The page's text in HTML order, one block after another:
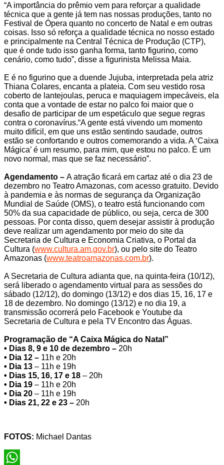
“A importância do prêmio vem para reforçar a qualidade
técnica que a gente já tem nas nossas produções, tanto no
Festival de Ópera quanto no concerto de Natal e em outras
coisas. Isso só reforça a qualidade técnica no nosso estado
e principalmente na Central Técnica de Produção (CTP),
que é onde tudo isso ganha forma, tanto figurino, como
cenário, como tudo”, disse a figurinista Melissa Maia.
E é no figurino que a duende Jujuba, interpretada pela atriz
Thiana Colares, encanta a plateia. Com seu vestido rosa
coberto de lantejoulas, peruca e maquiagem impecáveis, ela
conta que a vontade de estar no palco foi maior que o
desafio de participar de um espetáculo que segue regras
contra o coronavírus.“A gente está vivendo um momento
muito difícil, em que uns estão sentindo saudade, outros
estão se confortando e outros comemorando a vida. A ‘Caixa
Mágica’ é um resumo, para mim, que estou no palco. É um
novo normal, mas que se faz necessário”.
Agendamento – A atração ficará em cartaz até o dia 23 de
dezembro no Teatro Amazonas, com acesso gratuito. Devido
à pandemia e às normas de segurança da Organização
Mundial de Saúde (OMS), o teatro está funcionando com
50% da sua capacidade de público, ou seja, cerca de 300
pessoas. Por conta disso, quem desejar assistir à produção
deve realizar um agendamento por meio do site da
Secretaria de Cultura e Economia Criativa, o Portal da
Cultura (www.cultura.am.gov.br), ou pelo site do Teatro
Amazonas (www.teatroamazonas.com.br).
A Secretaria de Cultura adianta que, na quinta-feira (10/12),
será liberado o agendamento virtual para as sessões do
sábado (12/12), do domingo (13/12) e dos dias 15, 16, 17 e
18 de dezembro. No domingo (13/12) e no dia 19, a
transmissão ocorrerá pelo Facebook e Youtube da
Secretaria de Cultura e pela TV Encontro das Águas.
Programação de “A Caixa Mágica do Natal”
• Dias 8, 9 e 10 de dezembro – 20h
• Dia 12 – 11h e 20h
• Dia 13 – 11h e 19h
• Dias 15, 16, 17 e 18 – 20h
• Dia 19 – 11h e 20h
• Dia 20 – 11h e 19h
• Dias 21, 22 e 23 – 20h
FOTOS: Michael Dantas